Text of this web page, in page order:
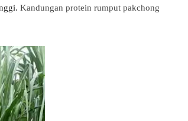
Kandungan protein rumput pakchong